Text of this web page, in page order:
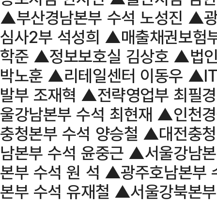
▲부산경남본부 수석 노성진 ▲
심사2부 석성희 ▲매출채권보험
학준 ▲정보보호실 김상호 ▲법
박노훈 ▲리테일센터 이동우
발부 조재혁 ▲전략영업부 최필
울강남본부 수석 최현재 ▲인천
충청본부 수석 양승철 ▲대전충
남본부 수석 윤중근 ▲서울강남
본부 수석 원 석 ▲광주호남본부
본부 수석 유재철 ▲서울강북본